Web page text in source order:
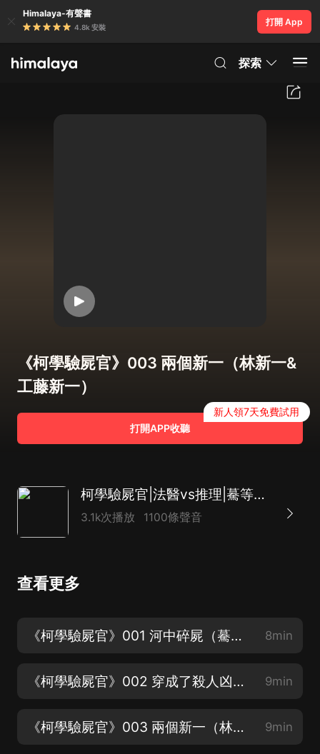
Himalaya-有聲書
4.8k 安裝
打開 App
探索
《柯學驗屍官》003 兩個新一（林新一&
工藤新一）
打開APP收聽
新人領7天免費試用
柯學驗屍官|法醫vs推理|驀等等領銜柯南同人劇|<黑鐵的魚影>
3.1k次播放 1100條聲音
查看更多
《柯學驗屍官》001 河中碎屍（驀等等柯南同人，求訂閱收聽~） 8min
《柯學驗屍官》002 穿成了殺人凶手？（柯南PK法醫，訂閱分享支持等等哦） 9min
《柯學驗屍官》003 兩個新一（林新一&工藤新一） 9min